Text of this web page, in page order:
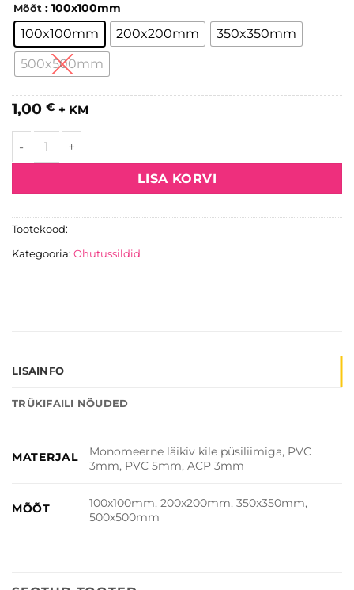
Mõõt : 100x100mm
100x100mm 200x200mm
350x350mm
500x500mm
1,00 € + KM
Rasedatele keelatud kogusLISA KORVI
Tootekood: -
Kategooria: Ohutussildid
LISAINFO
TRÜKIFAILI NÕUDED
MATERJAL
Monomeerne läikiv kile püsiliimiga, PVC
3mm, PVC 5mm, ACP 3mm
MÕÕT
100x100mm, 200x200mm, 350x350mm,
500x500mm